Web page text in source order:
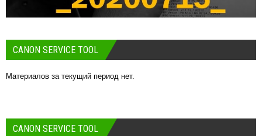
CANON SERVICE TOOL
Материалов за текущий период нет.
CANON SERVICE TOOL